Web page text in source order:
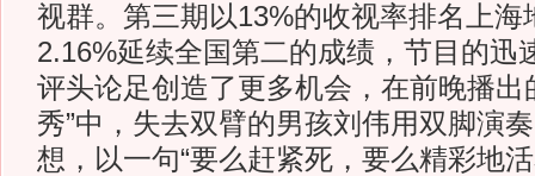
视群。第三期以13%的收视率排名上海
2.16%延续全国第二的成绩，节目的迅
评头论足创造了更多机会，在前晚播出
秀”中，失去双臂的男孩刘伟用双脚演
想，以一句“要么赶紧死，要么精彩地